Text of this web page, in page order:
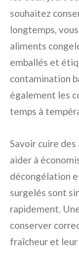
souhaitez
longtemps,
aliments
emballés et
contamination
également les
temps à
Savoir cuire
aider à
décongélation
surgelés sont
rapidement.
conserver
fraîcheur et leur